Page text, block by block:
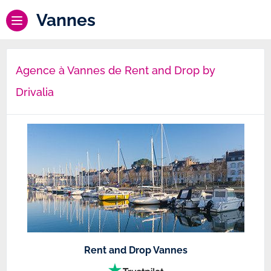
Vannes
Agence à Vannes de Rent and Drop by
Drivalia
Rent and Drop Vannes